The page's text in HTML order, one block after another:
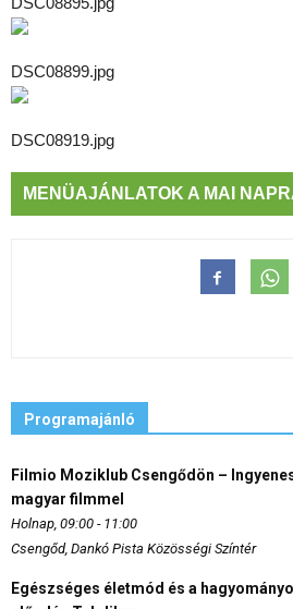
DSC08899.jpg
DSC08919.jpg
MENÜAJÁNLATOK A MAI
Programajánló
Filmio Moziklub Csengődön –
magyar filmmel
Holnap, 09:00 - 11:00
Csengőd, Dankó Pista Közösségi Színtér
Egészséges életmód és a